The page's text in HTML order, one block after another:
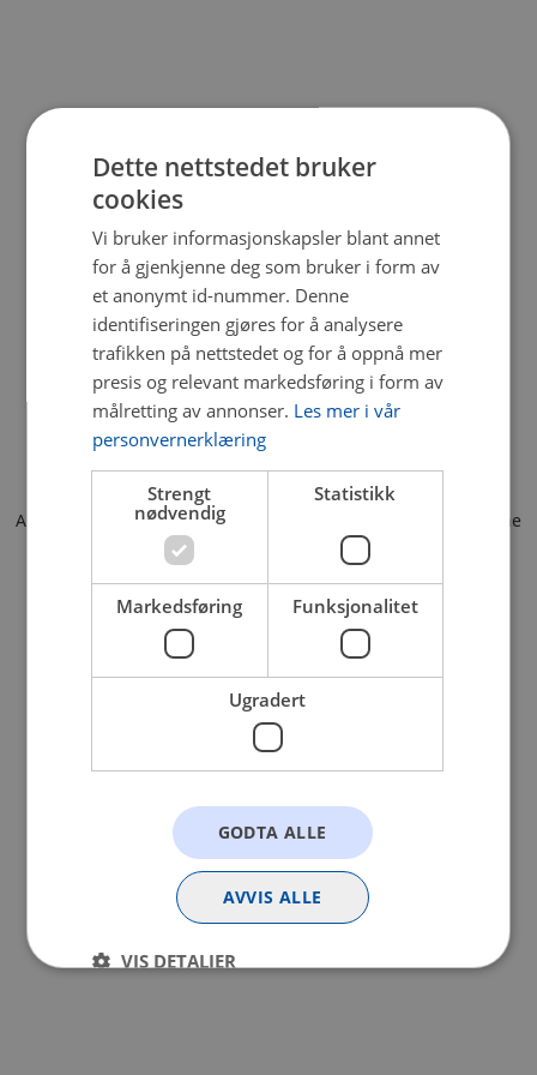
Application error: a client-side exception has occurred (see the
browser console for more information).
Dette nettstedet bruker
cookies
Vi bruker informasjonskapsler blant annet
for å gjenkjenne deg som bruker i form av
et anonymt id-nummer. Denne
identifiseringen gjøres for å analysere
trafikken på nettstedet og for å oppnå mer
presis og relevant markedsføring i form av
målretting av annonser. Les mer i vår
personvernerklæring
Strengt
nødvendig
Statistikk
Markedsføring Funksjonalitet
Ugradert
GODTA ALLE
AVVIS ALLE
VIS DETALJER